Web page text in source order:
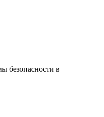
безопасности в